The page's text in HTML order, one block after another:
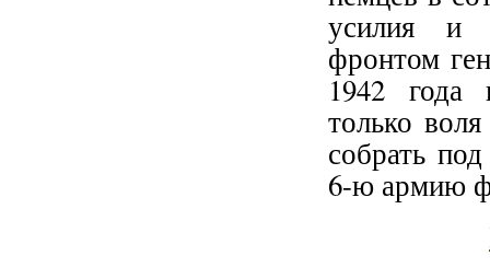
усилия и
фронтом
1942 года
только
собрать
6-ю армию